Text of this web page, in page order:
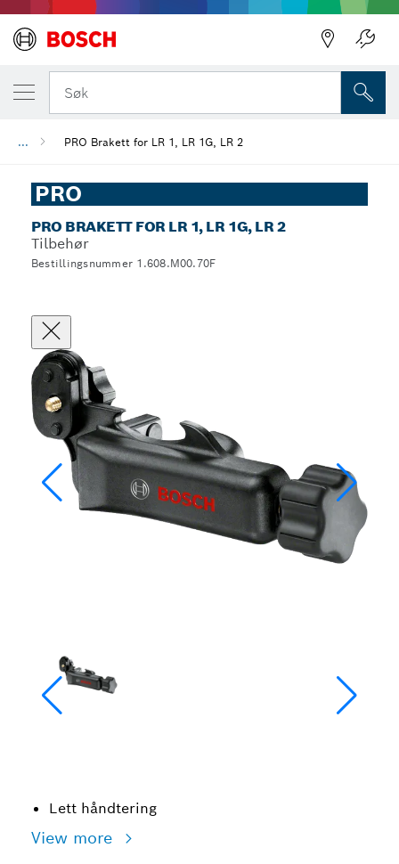
Søk
... PRO Brakett for LR 1, LR 1G, LR 2
PRO
PRO BRAKETT FOR LR 1, LR 1G, LR 2
Tilbehør
Bestillingsnummer 1.608.M00.70F
Lett håndtering
View more